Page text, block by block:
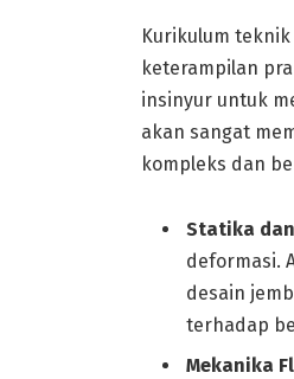
Kurikulum
keterampilan
insinyur untuk
akan sangat
kompleks dan
Statika
deformasi.
desain
terhadap
Mekanika